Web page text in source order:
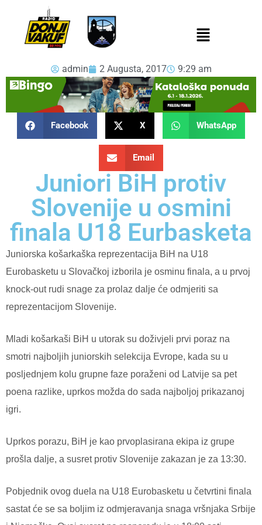
admin 2 Augusta, 2017 9:29 am
Facebook X WhatsApp
Email
Juniori BiH protiv
Slovenije u osmini
finala U18 Eurbasketa
Juniorska košarkaška reprezentacija BiH na U18
Eurobasketu u Slovačkoj izborila je osminu finala, a u prvoj
knock-out rudi snage za prolaz dalje će odmjeriti sa
reprezentacijom Slovenije.
Mladi košarkaši BiH u utorak su doživjeli prvi poraz na
smotri najboljih juniorskih selekcija Evrope, kada su u
posljednjem kolu grupne faze poraženi od Latvije sa pet
poena razlike, uprkos možda do sada najboljoj prikazanoj
igri.
Uprkos porazu, BiH je kao prvoplasirana ekipa iz grupe
prošla dalje, a susret protiv Slovenije zakazan je za 13:30.
Pobjednik ovog duela na U18 Eurobasketu u četvrtini finala
sastat će se sa boljim iz odmjeravanja snaga vršnjaka Srbije